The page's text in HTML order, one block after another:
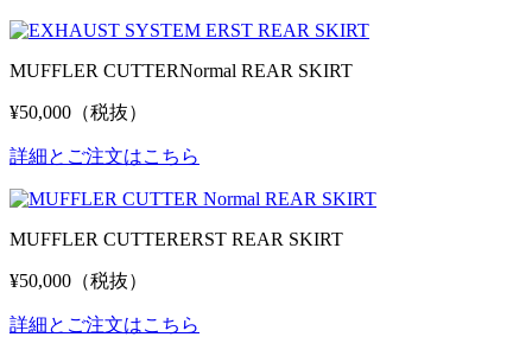
MUFFLER CUTTERNormal REAR SKIRT
¥50,000（税抜）
詳細とご注文はこちら
MUFFLER CUTTERERST REAR SKIRT
¥50,000（税抜）
詳細とご注文はこちら